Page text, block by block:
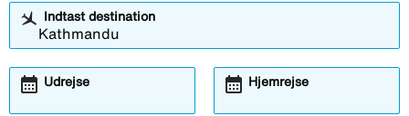
Indtast destination
Udrejse
calendar_month Hjemrejse
calendar_month